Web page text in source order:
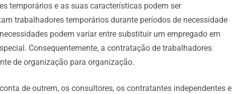
temporários e as suas características podem ser
trabalhadores temporários durante períodos de necessidade
podem variar entre substituir um empregado em
Consequentemente, a contratação de trabalhadores
de organização para organização.
de outrem, os consultores, os contratantes independentes e